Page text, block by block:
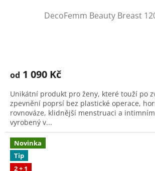
DecoFemm Beauty Breast
je
z
5
hvězdiček.
od 1 090 Kč
Unikátní produkt pro ženy, které touží po
zpevnění poprsí bez plastické operace,
rovnováze, klidnější menstruaci a
vyrobený v...
Novinka
Tip
2 + 1